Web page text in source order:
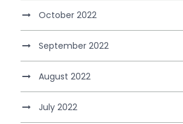
October 2022
September 2022
August 2022
July 2022